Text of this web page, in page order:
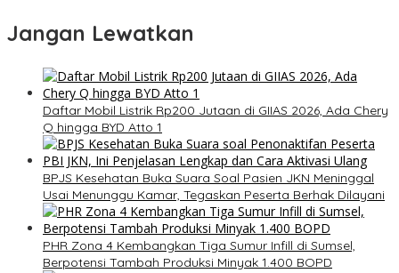
Jangan Lewatkan
Daftar Mobil Listrik Rp200 Jutaan di GIIAS 2026, Ada Chery
Q hingga BYD Atto 1
BPJS Kesehatan Buka Suara Soal Pasien JKN Meninggal
Usai Menunggu Kamar, Tegaskan Peserta Berhak Dilayani
PHR Zona 4 Kembangkan Tiga Sumur Infill di Sumsel,
Berpotensi Tambah Produksi Minyak 1.400 BOPD